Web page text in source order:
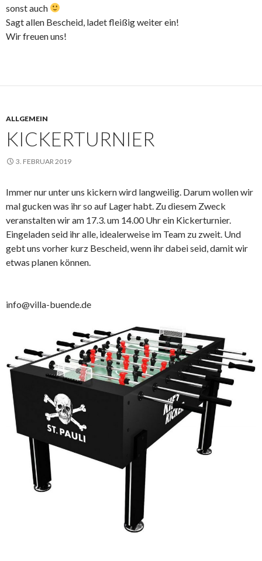
sonst auch
Sagt allen Bescheid, ladet fleißig weiter ein!
Wir freuen uns!
ALLGEMEIN
KICKERTURNIER
3. FEBRUAR 2019
Immer nur unter uns kickern wird langweilig. Darum wollen wir
mal gucken was ihr so auf Lager habt. Zu diesem Zweck
veranstalten wir am 17.3. um 14.00 Uhr ein Kickerturnier.
Eingeladen seid ihr alle, idealerweise im Team zu zweit. Und
gebt uns vorher kurz Bescheid, wenn ihr dabei seid, damit wir
etwas planen können.
info@villa-buende.de